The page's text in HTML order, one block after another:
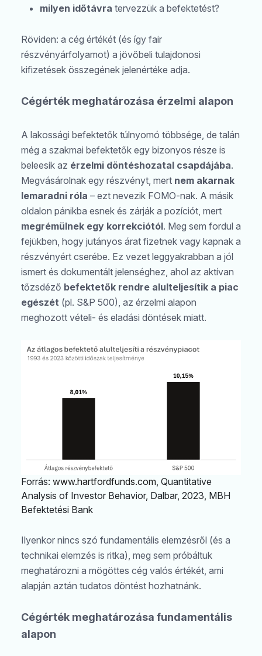
milyen időtávra tervezzük a befektetést?
Röviden: a cég értékét (és így fair
részvényárfolyamot) a jövőbeli tulajdonosi
kifizetések összegének jelenértéke adja.
Cégérték meghatározása érzelmi alapon
A lakossági befektetők túlnyomó többsége, de talán
még a szakmai befektetők egy bizonyos része is
beleesik az érzelmi döntéshozatal csapdájába.
Megvásárolnak egy részvényt, mert nem akarnak
lemaradni róla – ezt nevezik FOMO-nak. A másik
oldalon pánikba esnek és zárják a pozíciót, mert
megrémülnek egy korrekciótól. Meg sem fordul a
fejükben, hogy jutányos árat fizetnek vagy kapnak a
részvényért cserébe. Ez vezet leggyakrabban a jól
ismert és dokumentált jelenséghez, ahol az aktívan
tőzsdéző befektetők rendre alulteljesítik a piac
egészét (pl. S&P 500), az érzelmi alapon
meghozott vételi- és eladási döntések miatt.
Forrás: www.hartfordfunds.com, Quantitative
Analysis of Investor Behavior, Dalbar, 2023, MBH
Befektetési Bank
Ilyenkor nincs szó fundamentális elemzésről (és a
technikai elemzés is ritka), meg sem próbáltuk
meghatározni a mögöttes cég valós értékét, ami
alapján aztán tudatos döntést hozhatnánk.
Cégérték meghatározása fundamentális
alapon